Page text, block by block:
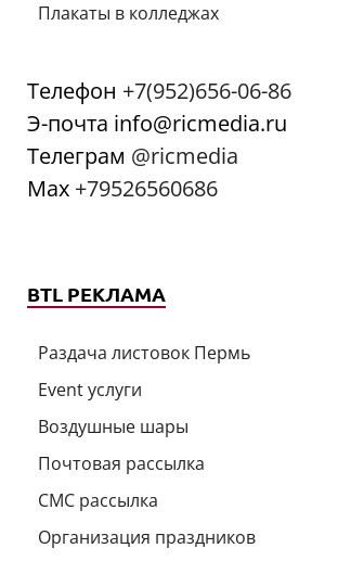
Плакаты в колледжах
Телефон +7(952)656-06-86
Э-почта info@ricmedia.ru
Телеграм @ricmedia
Мах +79526560686
BTL РЕКЛАМА
Раздача листовок Пермь
Event услуги
Воздушные шары
Почтовая рассылка
СМС рассылка
Организация праздников